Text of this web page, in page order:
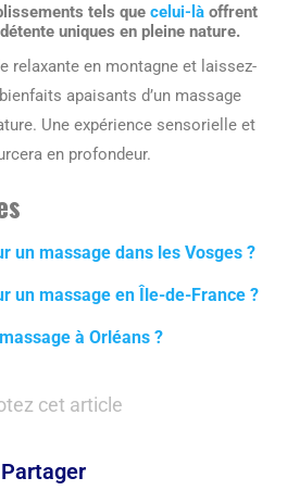
tels que celui-là offrent
uniques en pleine nature.
relaxante en montagne et laissez-
apaisants d’un massage
Une expérience sensorielle et
en profondeur.
un massage dans les Vosges ?
un massage en Île-de-France ?
à Orléans ?
cet article
Partager